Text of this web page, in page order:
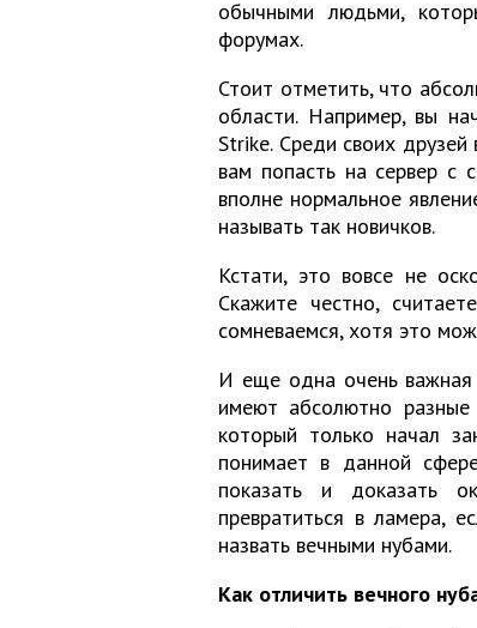
обычными людьми,
форумах.
Стоит отметить, что
области. Например, вы
Strike. Среди своих
вам попасть на сервер с
вполне нормальное
называть так новичков.
Кстати, это вовсе не
Скажите честно,
сомневаемся, хотя это
И еще одна очень
имеют абсолютно разные
который только начал
понимает в данной
показать и доказать
превратиться в ламера,
назвать вечными нубами.
Как отличить вечного